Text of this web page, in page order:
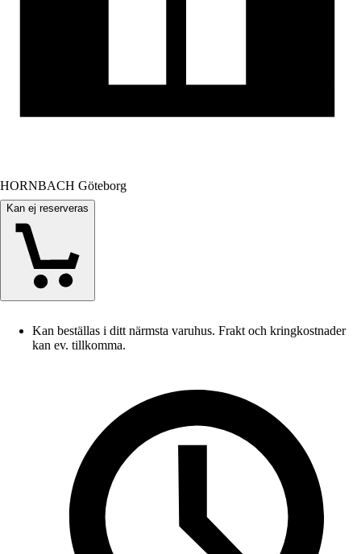
HORNBACH Göteborg
Kan ej reserveras
Kan beställas i ditt närmsta varuhus. Frakt och kringkostnader
kan ev. tillkomma.